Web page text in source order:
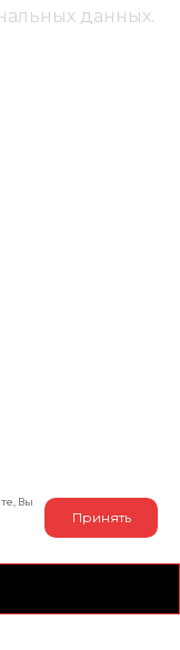
данных.
Вы
Принять